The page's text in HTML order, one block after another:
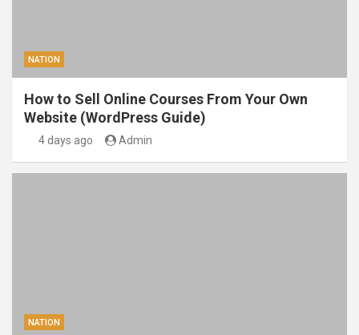
NATION
How to Sell Online Courses From Your Own
Website (WordPress Guide)
4 days ago Admin
NATION